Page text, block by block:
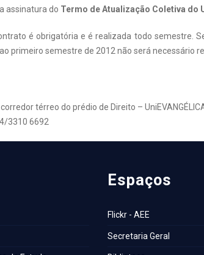
assinatura do Termo de Atualização Coletiva do
é obrigatória e é realizada todo semestre.
primeiro semestre de 2012 não será necessário
térreo do prédio de Direito –
3310 6692
Espaços
Flickr - AEE
Secretaria Geral